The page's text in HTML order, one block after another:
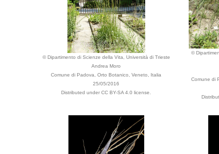
© Dipartimento di Scienze della Vita, Università di Trieste
Andrea Moro
Comune di Padova, Orto Botanico, Veneto, Italia
25/05/2016
Distributed under CC BY-SA 4.0 license.
©
Comune di